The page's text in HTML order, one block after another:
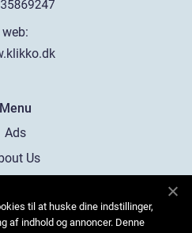
web:
Menu
Ads
Us
til at huske dine indstillinger,
af indhold og annoncer. Denne